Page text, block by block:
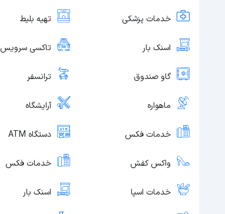
خدمات پزشکی تهیه بلیط
اسنک بار تاکسی سرویس
گاو صندوق ترانسفر
ماهواره آرایشگاه
خدمات فکس دستگاه ATM
واکس کفش خدمات فکس
خدمات اسپا اسنک بار